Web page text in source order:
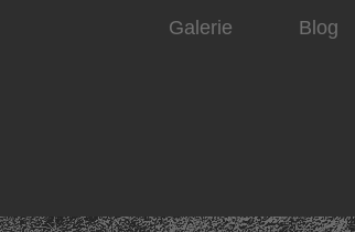
Galerie Blog